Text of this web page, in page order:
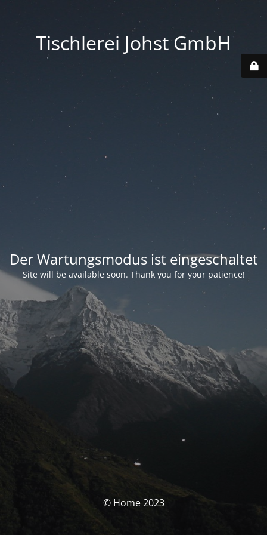
Tischlerei Johst GmbH
Der Wartungsmodus ist eingeschaltet
Site will be available soon. Thank you for your patience!
© Home 2023